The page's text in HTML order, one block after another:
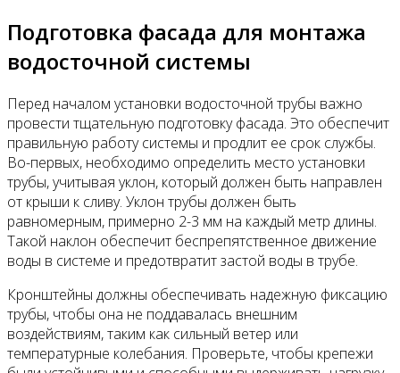
Подготовка фасада для монтажа
водосточной системы
Перед началом установки водосточной трубы важно
провести тщательную подготовку фасада. Это обеспечит
правильную работу системы и продлит ее срок службы.
Во-первых, необходимо определить место установки
трубы, учитывая уклон, который должен быть направлен
от крыши к сливу. Уклон трубы должен быть
равномерным, примерно 2-3 мм на каждый метр длины.
Такой наклон обеспечит беспрепятственное движение
воды в системе и предотвратит застой воды в трубе.
Кронштейны должны обеспечивать надежную фиксацию
трубы, чтобы она не поддавалась внешним
воздействиям, таким как сильный ветер или
температурные колебания. Проверьте, чтобы крепежи